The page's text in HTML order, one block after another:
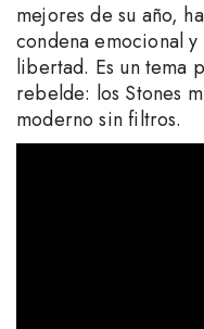
mejores de su año,
condena emocional
libertad. Es un tema
rebelde: los Stones
moderno sin filtros.